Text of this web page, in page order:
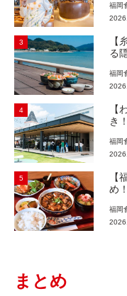
し
市
福岡
3
【
る
堂
福岡
4
【
き
『
歩
福岡
5
【
め
【
福岡
まとめ